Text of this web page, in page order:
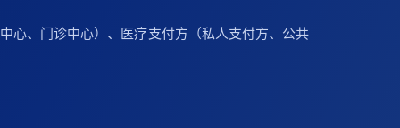
心、门诊中心）、医疗支付方（私人支付方、公共